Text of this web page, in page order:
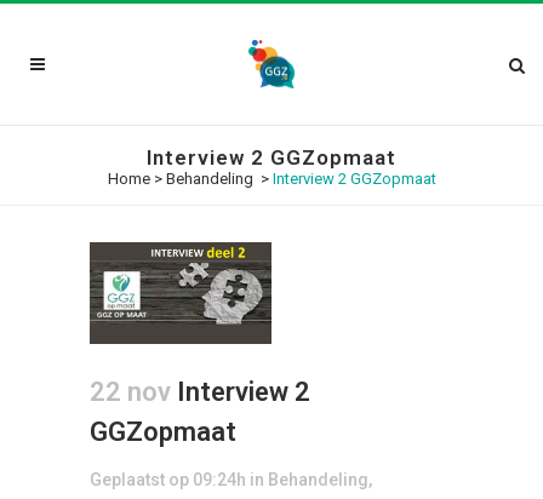
Interview 2 GGZopmaat
Home> Behandeling > Interview 2 GGZopmaat
22 nov Interview 2
GGZopmaat
Geplaatst op 09:24h in Behandeling,